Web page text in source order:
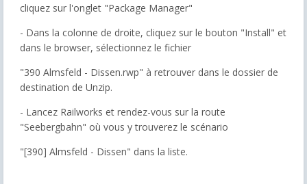
cliquez sur l'onglet "Package Manager"
- Dans la colonne de droite, cliquez sur le bouton "Install" et
dans le browser, sélectionnez le fichier
"390 Almsfeld - Dissen.rwp" à retrouver dans le dossier de
destination de Unzip.
- Lancez Railworks et rendez-vous sur la route
"Seebergbahn" où vous y trouverez le scénario
"[390] Almsfeld - Dissen" dans la liste.